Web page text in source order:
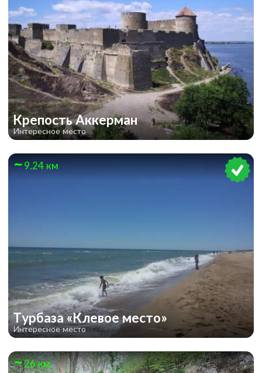
Крепость Аккерман
Интересное место
9.24 км
Турбаза «Клевое место»
Интересное место
26 км